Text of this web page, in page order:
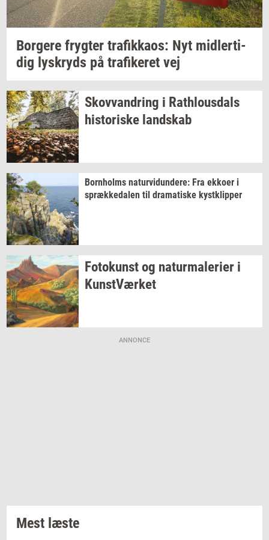
Bor­ge­re fryg­ter tra­fik­ka­os: Nyt mid­ler­ti­
dig lys­kryds på tra­fi­ke­ret vej
Sko­vvan­dring i Rat­hlous­dals
hi­sto­ri­ske land­skab
Born­holms na­tur­vi­dun­de­re: Fra ek­ko­er i
spræk­ke­da­len til dra­ma­ti­ske kyst­klip­per
Fo­to­kunstog na­tur­ma­le­ri­er i
Kunst­Vær­ket
ANNONCE
Mest læste